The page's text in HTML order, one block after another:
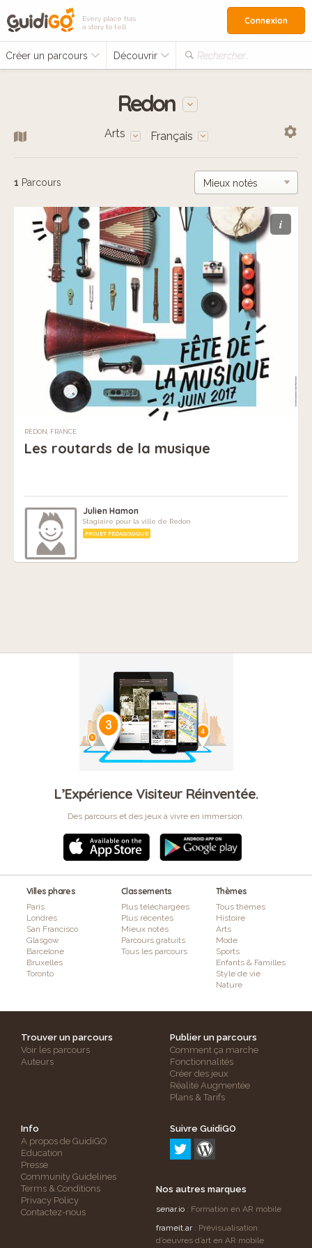
Every place has
a story to tell
Créer un parcours Découvrir Rechercher…
Connexion
Redon
Arts Français
1 Parcours
i
REDON, FRANCE
Les routards de la musique
Julien Hamon
Stagiaire pour la ville de Redon
PROJET PÉDAGOGIQUE
L’Expérience Visiteur Réinventée.
Des parcours et des jeux à vivre en immersion.
Villes phares
Paris
Londres
San Francisco
Glasgow
Barcelone
Bruxelles
Toronto
Classements
Plus téléchargées
Plus récentes
Mieux notés
Parcours gratuits
Tous les parcours
Thèmes
Tous thèmes
Histoire
Arts
Mode
Sports
Enfants & Familles
Style de vie
Nature
Trouver un parcours
Voir les parcours
Auteurs
Publier un parcours
Comment ça marche
Fonctionnalités
Créer des jeux
Réalité Augmentée
Plans & Tarifs
Info
A propos de GuidiGO
Education
Presse
Community Guidelines
Terms & Conditions
Privacy Policy
Contactez-nous
Suivre GuidiGO
Nos autres marques
senar.io : Formation en AR mobile
frameit.ar: Prévisualisation
d’oeuvres d’art en AR mobile